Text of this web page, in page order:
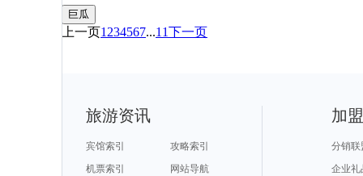
巨瓜
上一页1 234567...11下一页
旅游资讯
宾馆索引
攻略索引
机票索引
网站导航
加
分销联
企业礼